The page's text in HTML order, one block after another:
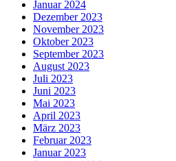
Januar 2024
Dezember 2023
November 2023
Oktober 2023
September 2023
August 2023
Juli 2023
Juni 2023
Mai 2023
April 2023
März 2023
Februar 2023
Januar 2023